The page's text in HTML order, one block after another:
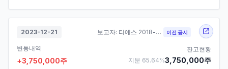
2023-12-21 보고자: 티에스 2018-12 M&A 투자조합 이전 공시
변동내역
+3,750,000주
잔고현황
지분 65.64%3,750,000주